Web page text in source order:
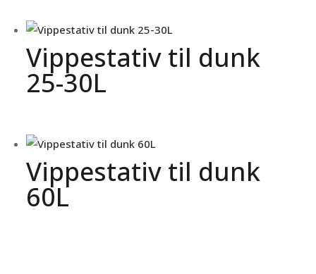
Vippestativ til dunk
25-30L
Vippestativ til dunk
60L